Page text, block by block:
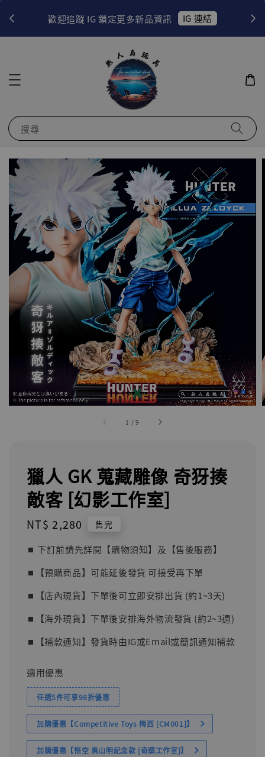
歡迎追蹤 IG 鎖定更多新品資訊 IG 連結
搜尋
1 /9
獵人 GK 蒐藏雕像 奇犽揍
敵客 [幻影工作室]
Regular
NT$ 2,280 售完
⏹︎ 下訂前請先詳閱【購物須知】及【售後服務】
⏹︎【預購商品】可能延後發貨 可接受再下單
⏹︎【店內現貨】下單後可立即安排出貨 (約1~3天)
⏹︎【海外現貨】下單後安排海外物流發貨 (約2~3週)
⏹︎【補款通知】發貨時由IG或Email或簡訊通知補款
適用優惠
任選5件可享98折優惠
加購優惠【Competitive Toys 梅西 [CM001]】
加購優惠【悟空 鳥山明紀念款 [奇蹟工作室]】